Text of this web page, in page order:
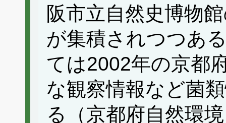
阪市立自然史博物
が集積されつつあ
ては2002年の京都
な観察情報など菌
る（京都府自然環